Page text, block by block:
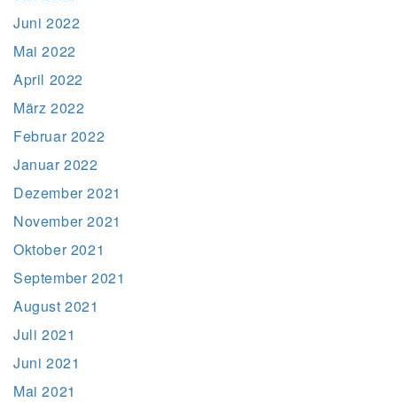
Juni 2022
Mai 2022
April 2022
März 2022
Februar 2022
Januar 2022
Dezember 2021
November 2021
Oktober 2021
September 2021
August 2021
Juli 2021
Juni 2021
Mai 2021